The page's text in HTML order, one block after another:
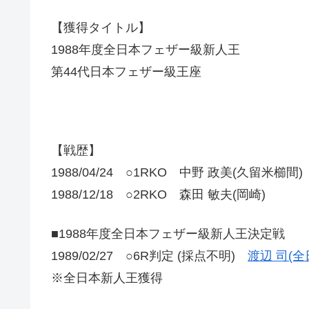
【獲得タイトル】
1988年度全日本フェザー級新人王
第44代日本フェザー級王座
【戦歴】
1988/04/24 ○1RKO 中野 政美(久留米櫛間)
1988/12/18 ○2RKO 森田 敏夫(岡崎)
■1988年度全日本フェザー級新人王決定戦
1989/02/27 ○6R判定 (採点不明) 渡辺 司(全
※全日本新人王獲得